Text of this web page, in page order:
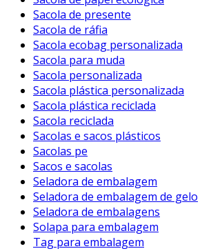
Sacola de presente
Sacola de ráfia
Sacola ecobag personalizada
Sacola para muda
Sacola personalizada
Sacola plástica personalizada
Sacola plástica reciclada
Sacola reciclada
Sacolas e sacos plásticos
Sacolas pe
Sacos e sacolas
Seladora de embalagem
Seladora de embalagem de gelo
Seladora de embalagens
Solapa para embalagem
Tag para embalagem